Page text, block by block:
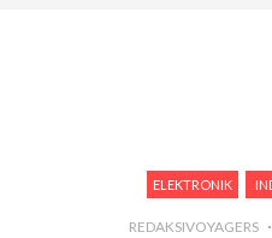
ELEKTRONIK
REDAKSIVOYAGERS